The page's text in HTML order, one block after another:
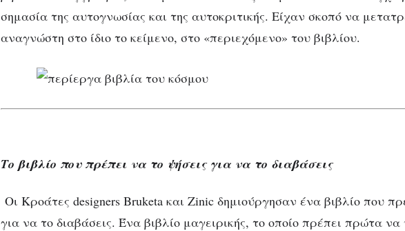
σημασία της αυτογνωσίας και της αυτοκριτικής. Είχαν σκοπό να
αναγνώστη στο ίδιο το κείμενο, στο «περιεχόμενο» του βιβλίου.
Το βιβλίο που πρέπει να το ψήσεις για να το διαβάσεις
Οι Κροάτες designers Bruketa και Zinic δημιούργησαν ένα βιβλίο που
για να το διαβάσεις. Ένα βιβλίο μαγειρικής, το οποίο πρέπει πρώτα να